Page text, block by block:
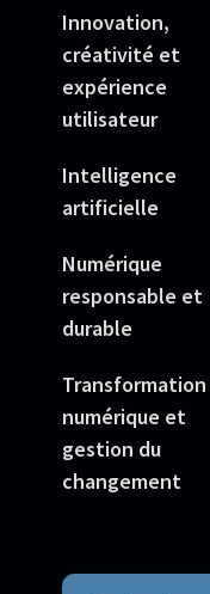
Innovation,
créativité et
expérience
utilisateur
Intelligence
artificielle
Numérique
responsable et
durable
Transformation
numérique et
gestion du
changement